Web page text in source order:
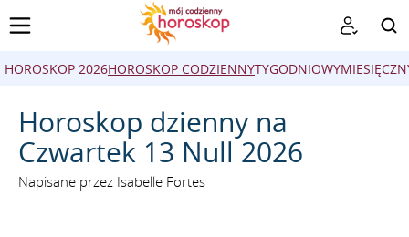
HOROSKOP 2026HOROSKOP CODZIENNYTYGODNIOWY
Horoskop dzienny na
Czwartek 13 Null 2026
Napisane przez Isabelle Fortes